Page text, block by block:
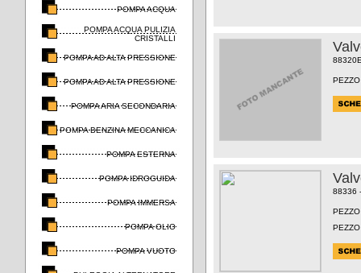
POMPA ACQUA
POMPA ACQUA PULIZIA
CRISTALLI
POMPA AD ALTA PRESSIONE
POMPA AD ALTA PRESSIONE
POMPA ARIA SECONDARIA
POMPA BENZINA MECCANICA
POMPA ESTERNA
POMPA IDROGUIDA
POMPA IMMERSA
POMPA OLIO
POMPA VUOTO
88336